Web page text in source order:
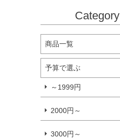
Category
商品一覧
予算で選ぶ
～1999円
2000円～
3000円～